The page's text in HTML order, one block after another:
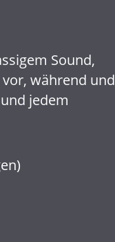
Sound,
während und
jedem